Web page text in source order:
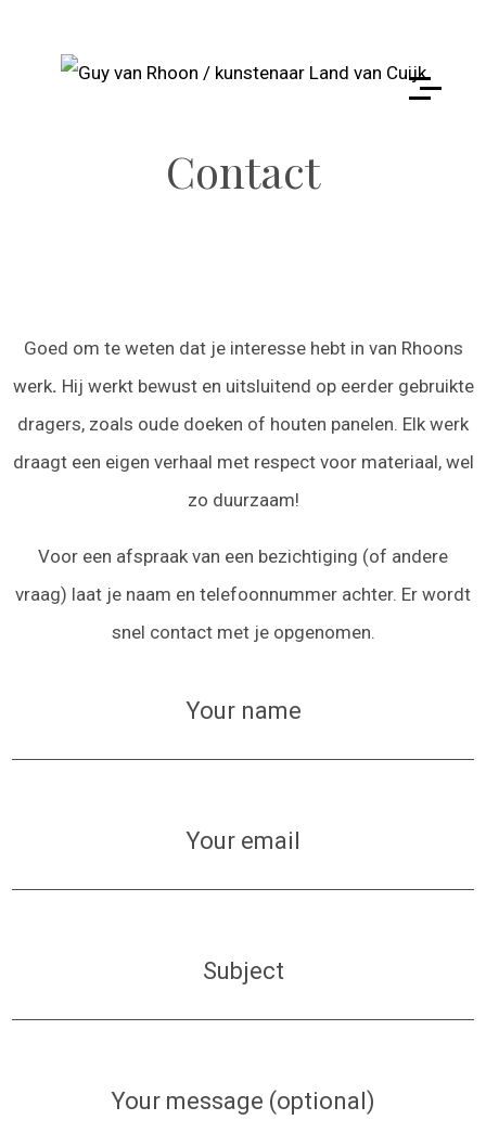
Contact
Goed om te weten dat je interesse hebt in van Rhoons
werk. Hij werkt bewust en uitsluitend op eerder gebruikte
dragers, zoals oude doeken of houten panelen. Elk werk
draagt een eigen verhaal met respect voor materiaal, wel
zo duurzaam!
Voor een afspraak van een bezichtiging (of andere
vraag) laat je naam en telefoonnummer achter. Er wordt
snel contact met je opgenomen.
Your name
Your email
Subject
Your message (optional)